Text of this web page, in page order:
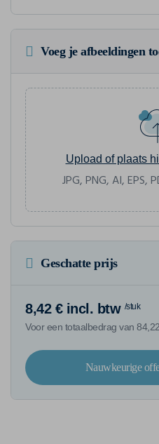
Voeg je afbeeldingen
Upload of plaats
JPG, PNG, AI, EPS,
Geschatte prijs
8,42 € incl. btw /stuk
Voor een totaalbedrag van
Nauwkeurige